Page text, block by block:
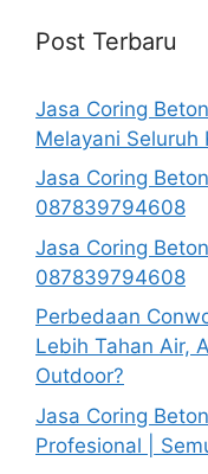
Post Terbaru
Jasa Coring
Melayani
Jasa Coring
087839794608
Jasa Coring
087839794608
Perbedaan
Lebih Tahan Air,
Outdoor?
Jasa Coring
Profesional |